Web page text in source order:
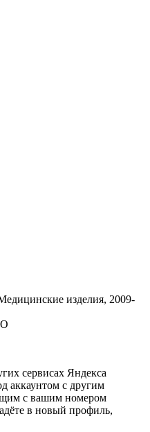
изделия, 2009-
сервисах Яндекса
аккаунтом с другим
с вашим номером
в новый профиль,